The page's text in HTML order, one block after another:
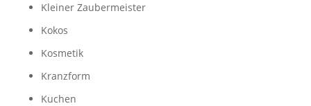
Kleiner Zaubermeister
Kokos
Kosmetik
Kranzform
Kuchen